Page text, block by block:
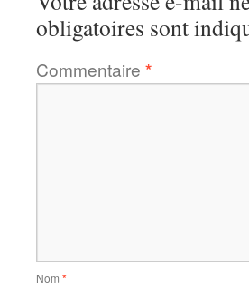
obligatoires sont
Commentaire *
Nom *